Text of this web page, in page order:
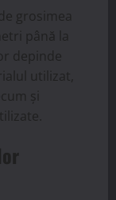
grosimea
până la
depinde
utilizat,
și